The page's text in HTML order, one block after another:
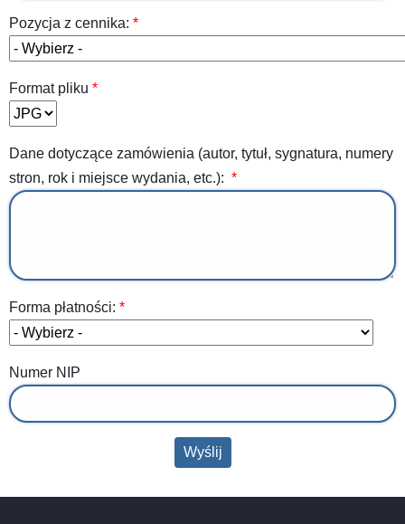
Pozycja z cennika:
Format pliku
Dane dotyczące zamówienia (autor, tytuł, sygnatura, numery
stron, rok i miejsce wydania, etc.):
Forma płatności:
Numer NIP